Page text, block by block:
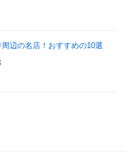
辺の名店！おすすめの10選